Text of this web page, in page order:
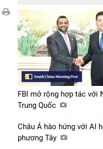
FBI mở rộng hợp tác với
Trung Quốc
Châu Á hào hứng với AI
phương Tây